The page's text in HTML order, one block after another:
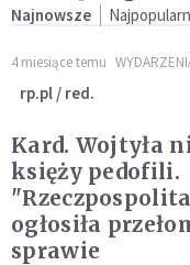
Najnowsze
4 miesiące temu
rp.pl / red.
Kard. Wojtyła
księży pedofili.
ogłosiła
sprawie